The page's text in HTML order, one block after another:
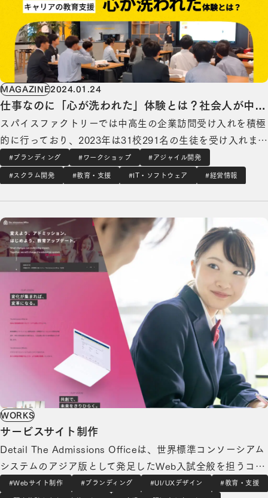
MAGAZINE2024.01.24
仕事なのに「心が洗われた」体験とは？社会人が中高
生から教えられた〇〇のこと
スパイスファクトリーでは中高生の企業訪問受け入れを積極
的に行っており、2023年は31校291名の生徒を受け入れま
した。受け入れ後には生徒の皆さんの将来への見通しも明る
いものになり、とても良かったという感想も数多くいただい
#ブランディング #ワークショップ #アジャイル開発
#スクラム開発 #教育・支援 #IT・ソフトウェア #経営情報
WORKS
サービスサイト制作
Detail The Admissions Officeは、世界標準コンソーシアム
システムのアジア版として発足したWeb入試全般を担うコン
ソーシアム型システムです。 この度、当サービスの認知度
#Webサイト制作 #ブランディング #UI/UXデザイン #教育・支援